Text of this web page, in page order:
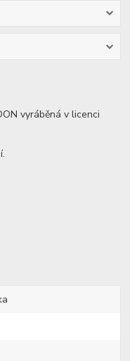
vyráběná v licenci